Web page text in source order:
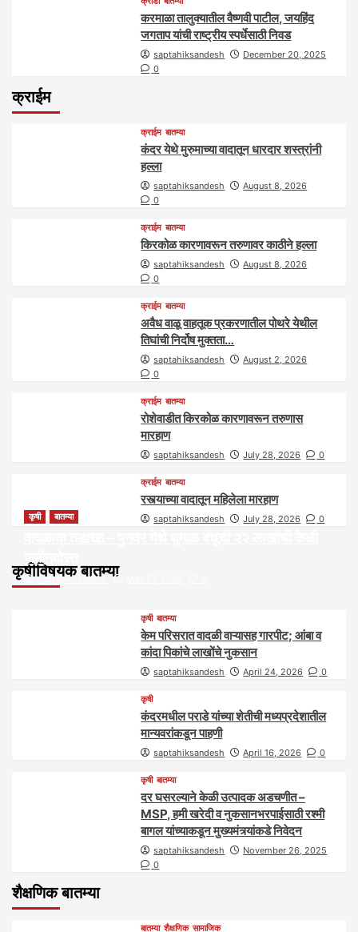
करमाळा तालुक्यातील वैष्णवी पाटील, जयहिंद
जगताप यांची राष्ट्रीय स्पर्धेसाठी निवड
saptahiksandesh
December 20, 2025
0
क्राईम
क्राईम बातम्या
कंदर येथे मुरुमाच्या वादातून धारदार शस्त्रांनी
हल्ला
saptahiksandesh
August 8, 2026
0
क्राईम बातम्या
किरकोळ कारणावरून तरुणावर काठीने हल्ला
saptahiksandesh
August 8, 2026
0
क्राईम बातम्या
अवैध वाळू वाहतूक प्रकरणातील पोथरे येथील
तिघांची निर्दोष मुक्तता…
saptahiksandesh
August 2, 2026
0
क्राईम बातम्या
रोशेवाडीत किरकोळ कारणावरून तरुणास
मारहाण
saptahiksandesh July 28, 2026 0
क्राईम बातम्या
रस्त्याच्या वादातून महिलेला मारहाण
saptahiksandesh July 28, 2026 0
कृषीविषयक बातम्या
कृषी बातम्या
जमीनदोस्त
saptahiksandesh
कृषी बातम्या
केम परिसरात वादळी वाऱ्यासह गारपीट; आंबा व
कांदा पिकांचे लाखोंचे नुकसान
saptahiksandesh April 24, 2026 0
कृषी
कंदरमधील पराडे यांच्या शेतीची मध्यप्रदेशातील
मान्यवरांकडून पाहणी
saptahiksandesh April 16, 2026 0
कृषी बातम्या
दर घसरल्याने केळी उत्पादक अडचणीत –
MSP, हमी खरेदी व नुकसानभरपाईसाठी रश्मी
बागल यांच्याकडून मुख्यमंत्र्यांकडे निवेदन
saptahiksandesh
November 26, 2025
0
शैक्षणिक बातम्या
बातम्या शैक्षणिक सामाजिक